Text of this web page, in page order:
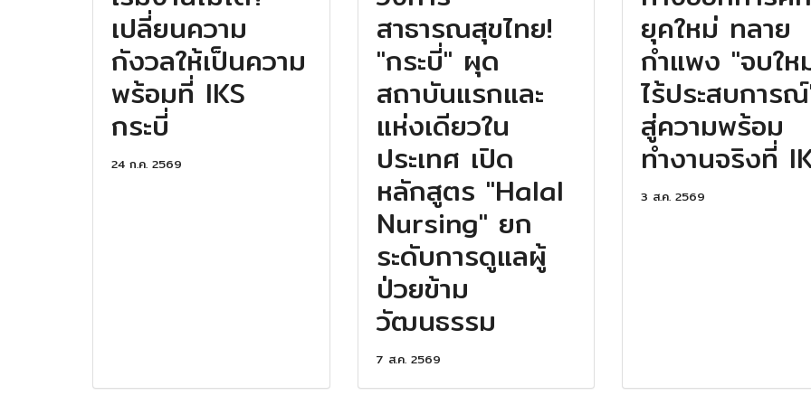
เปลี่ยนความ
กังวลให้เป็นความ
พร้อมที่ IKS
กระบี่
24 ก.ค. 2569
สาธารณสุขไทย!
"กระบี่" ผุด
สถาบันแรกและ
แห่งเดียวใน
ประเทศ เปิด
หลักสูตร "Halal
Nursing" ยก
ระดับการดูแลผู้
ป่วยข้าม
วัฒนธรรม
7 ส.ค. 2569
ยุคใหม่ ทลาย
กำแพง "จบให
ไร้ประสบการ
สู่ความพร้อม
ทำงานจริงที่
3 ส.ค. 2569